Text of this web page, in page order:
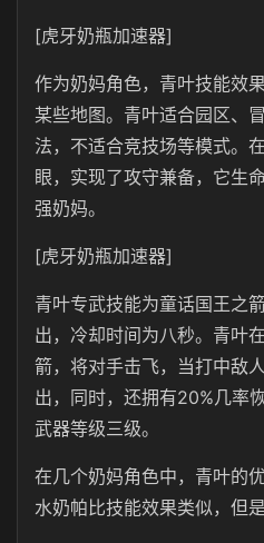
[虎牙奶瓶加速器]
作为奶妈角色，青叶技能效
某些地图。青叶适合园区、
法，不适合竞技场等模式。
眼，实现了攻守兼备，它生
强奶妈。
[虎牙奶瓶加速器]
青叶专武技能为童话国王之
出，冷却时间为八秒。青叶
箭，将对手击飞，当打中敌
出，同时，还拥有20%几率
武器等级三级。
在几个奶妈角色中，青叶的
水奶帕比技能效果类似，但